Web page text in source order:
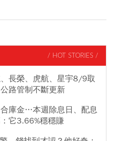
/ HOT STORIES /
長榮、虎航、星宇8/9取
路管制不斷更新
庫金…本週除息日、配息
它3.66%穩穩賺